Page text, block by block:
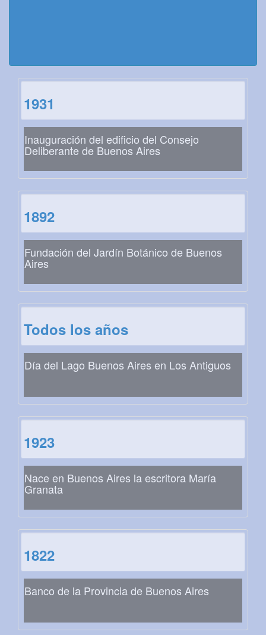
1931
Inauguración del edificio del Consejo
Deliberante de Buenos Aires
1892
Fundación del Jardín Botánico de Buenos
Aires
Todos los años
Día del Lago Buenos Aires en Los Antiguos
1923
Nace en Buenos Aires la escritora María
Granata
1822
Banco de la Provincia de Buenos Aires